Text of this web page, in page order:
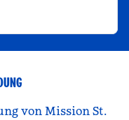
von Mission St.